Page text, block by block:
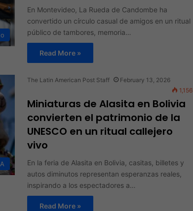
En Montevideo, La Rueda de Candombe ha
convertido un círculo casual de amigos en un ritual
público de tambores, memoria…
Read More »
The Latin American Post Staff
February 13, 2026
1,156
Miniaturas de Alasita en Bolivia
convierten el patrimonio de la
UNESCO en un ritual callejero
vivo
En la feria de Alasita en Bolivia, casitas, billetes y
autos diminutos representan esperanzas reales,
inspirando a los espectadores a…
Read More »